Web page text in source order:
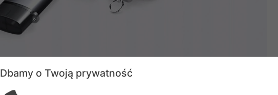
Dbamy o Twoją prywatność